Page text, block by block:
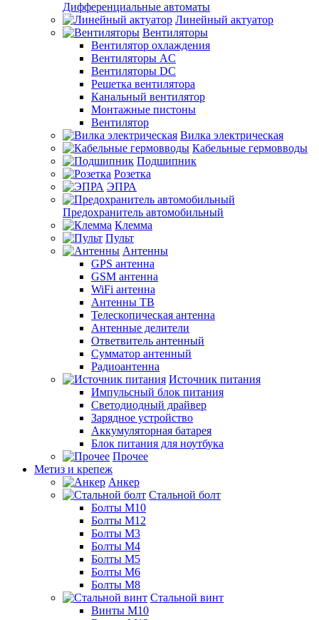
Дифференциальные автоматы
Линейный актуатор
Вентиляторы
Вентилятор охлаждения
Вентиляторы AC
Вентиляторы DC
Решетка вентилятора
Канальный вентилятор
Монтажные пистоны
Вентилятор
Вилка электрическая
Кабельные гермовводы
Подшипник
Розетка
ЭПРА
Предохранитель автомобильный
Клемма
Пульт
Антенны
GPS антенна
GSM антенна
WiFi антенна
Антенны ТВ
Телескопическая антенна
Антенные делители
Ответвитель антенный
Сумматор антенный
Радиоантенна
Источник питания
Импульсный блок питания
Светодиодный драйвер
Зарядное устройство
Аккумуляторная батарея
Блок питания для ноутбука
Прочее
Метиз и крепеж
Анкер
Стальной болт
Болты М10
Болты М12
Болты М3
Болты М4
Болты М5
Болты М6
Болты М8
Стальной винт
Винты М10